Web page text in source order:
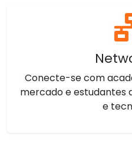
Conecte-se com
mercado e estudantes
e